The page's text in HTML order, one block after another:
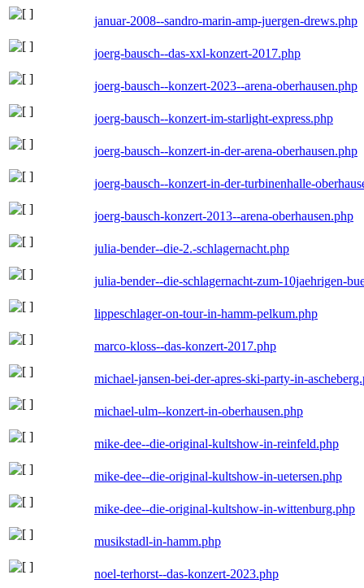
januar-2008--sandro-marin-amp-juergen-drews.php
joerg-bausch--das-xxl-konzert-2017.php
joerg-bausch--konzert-2023--arena-oberhausen.php
joerg-bausch--konzert-im-starlight-express.php
joerg-bausch--konzert-in-der-arena-oberhausen.php
joerg-bausch--konzert-in-der-turbinenhalle-
joerg-bausch-konzert-2013--arena-oberhausen.php
julia-bender--die-2.-schlagernacht.php
julia-bender--die-schlagernacht-zum-10jaehrigen-
lippeschlager-on-tour-in-hamm-pelkum.php
marco-kloss--das-konzert-2017.php
michael-jansen-bei-der-apres-ski-party-in-
michael-ulm--konzert-in-oberhausen.php
mike-dee--die-original-kultshow-in-reinfeld.php
mike-dee--die-original-kultshow-in-uetersen.php
mike-dee--die-original-kultshow-in-wittenburg.php
musikstadl-in-hamm.php
noel-terhorst--das-konzert-2023.php